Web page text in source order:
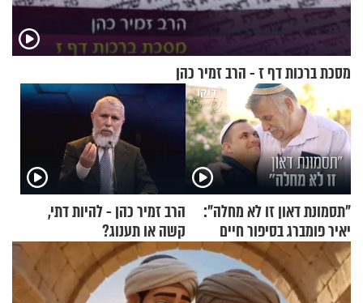
מסכת ברכות דף ז - הרב זמיר כהן
"תסמונת דאון זו לא מחלה":
יאיר פומברג בסיפור חיים
מעורר השראה
הרב זמיר כהן - להיות דתי,
קשה או תענוג?